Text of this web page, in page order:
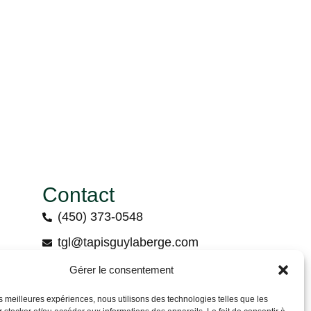
Gérer le consentement
meilleures expériences, nous utilisons des technologies telles que les
Contact
(450) 373-0548
tgl@tapisguylaberge.com
3275 Bd Monseigneur-Langlois, Salaberry-